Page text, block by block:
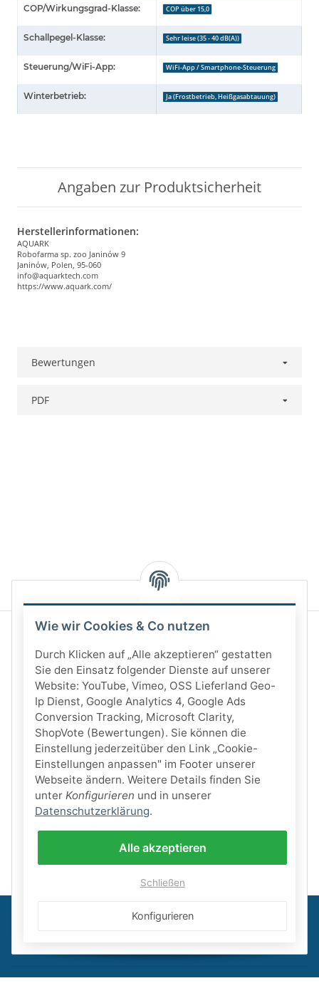
COP/Wirkungsgrad-Klasse: COP über 15,0
Schallpegel-Klasse: Sehr leise (35 - 40 dB(A))
Steuerung/WiFi-App: WiFi-App / Smartphone-Steuerung
Winterbetrieb: Ja (Frostbetrieb, Heißgasabtauung)
Angaben zur Produktsicherheit
Herstellerinformationen:
AQUARK
Robofarma sp. zoo Janinów 9
Janinów, Polen, 95-060
info@aquarktech.com
https://www.aquark.com/
Bewertungen
PDF
Wie wir Cookies & Co nutzen
Durch Klicken auf „Alle akzeptieren“ gestatten
Sie den Einsatz folgender Dienste auf unserer
Website: YouTube, Vimeo, OSS Lieferland Geo-
Ip Dienst, Google Analytics 4, Google Ads
Conversion Tracking, Microsoft Clarity,
ShopVote (Bewertungen). Sie können die
Einstellung jederzeitüber den Link „Cookie-
Einstellungen anpassen" im Footer unserer
Webseite ändern. Weitere Details finden Sie
unter Konfigurieren und in unserer
Datenschutzerklärung.
Alle akzeptieren
Schließen
Konfigurieren